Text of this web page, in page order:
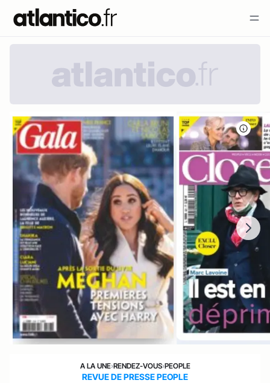
A LA UNE›RENDEZ-VOUS›PEOPLE
REVUE DE PRESSE PEOPLE